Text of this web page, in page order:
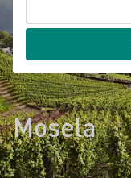
Mosela